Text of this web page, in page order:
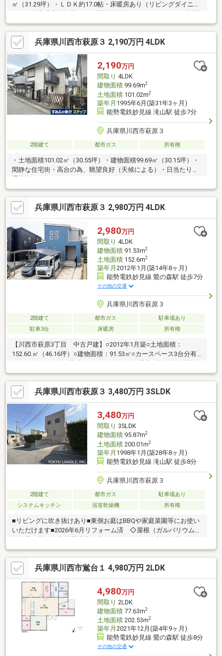
㎡（31.29坪）・ＬＤＫ約17.0帖・床暖房あり（リビングダイニン
（2024年4月）
兵庫県川西市萩原３ 2,190万円 4LDK
2,190万円
間取り 4LDK
建物面積99.69m2
土地面積101.02m2
築年月 1995年6月(築31年3ヶ月)
能勢電鉄妙見線 滝山駅 徒歩7分
兵庫県川西市萩原３
2階建て 都市ガス 所有権
・土地面積101.02㎡（30.55坪）・建物面積99.69㎡（30.15坪）・
閑静な住宅街・高台の為、眺望良好（天候による）・日当たり、
兵庫県川西市萩原３ 2,980万円 4LDK
2,980万円
間取り 4LDK
建物面積91.53m2
土地面積152.6m2
築年月 2012年1月(築14年8ヶ月)
能勢電鉄妙見線 鶯の森駅 徒歩7分
その他の交通
兵庫県川西市萩原３
2階建て 都市ガス
駐車場あり
駐車3台
床暖房 所有権
【川西市萩原3丁目 中古戸建】○2012年1月築○土地面積：
152.60.㎡（46.16坪）○建物面積：91.53㎡○カースペース3台分有
な住宅街
兵庫県川西市萩原３ 3,480万円 3SLDK
3,480万円
間取り 3SLDK
建物面積95.87m2
土地面積200.01m2
築年月 1998年1月(築28年8ヶ月)
能勢電鉄妙見線 滝山駅 徒歩8分
兵庫県川西市萩原３
2階建て 都市ガス
駐車場あり
システムキッチン
浴室乾燥機 所有権
■リビングに吹き抜けあり■東側お庭はBBQや家庭菜園等にお使い
いただけます■2026年6月リフォーム済 ◇屋根（ガルバリウム鋼
トバス交換 ◇トイレ器具一式交換 ◇トイレ手洗い交換 ◇洗
面化粧台交換 ◇洗濯パン新設 ◇全室フロアタイル上張り ◇
全室壁紙張替 ◇全室窓枠交換 ◇全室巾木交換 ◇全サッシ廻
りシール打ち直し ◇全室コンセント、スイッチプレート交換
◇ダウンライト・ブラケットライト交換、ダクトレール新設 ◇
モニター本交換 ◇換気扇交換（トイレ・洗面室） ◇給湯器交
換 ◇メッシュフェンス新設
兵庫県川西市鴬台１ 4,980万円 2LDK
4,980万円
間取り 2LDK
建物面積77.63m2
土地面積202.53m2
築年月 2021年12月(築4年9ヶ月)
能勢電鉄妙見線 鶯の森駅 徒歩8分
その他の交通